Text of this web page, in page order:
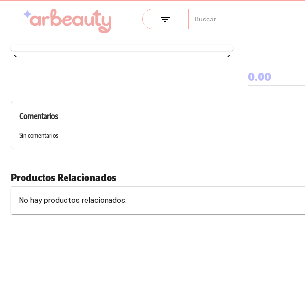
filter_list
keyboard_arrow_left keyboard_arrow_right
0.00
Comentarios
Sin comentarios
Productos Relacionados
No hay productos relacionados.